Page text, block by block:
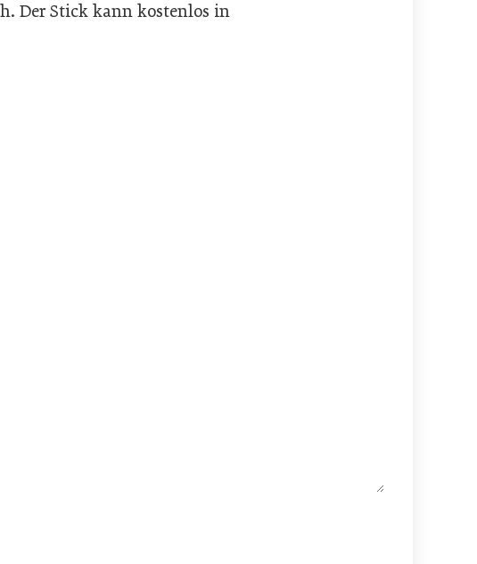
Der Stick kann kostenlos in